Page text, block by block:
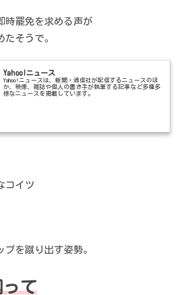
時罷免を求める声が
そうで。
Yahoo!ニュース
Yahoo!ニュースは、新聞・通信社が配信するニュースのほ
か、映像、雑誌や個人の書き手が執筆する記事など多種多
様なニュースを掲載しています。
コイツ
を蹴り出す姿勢。
て